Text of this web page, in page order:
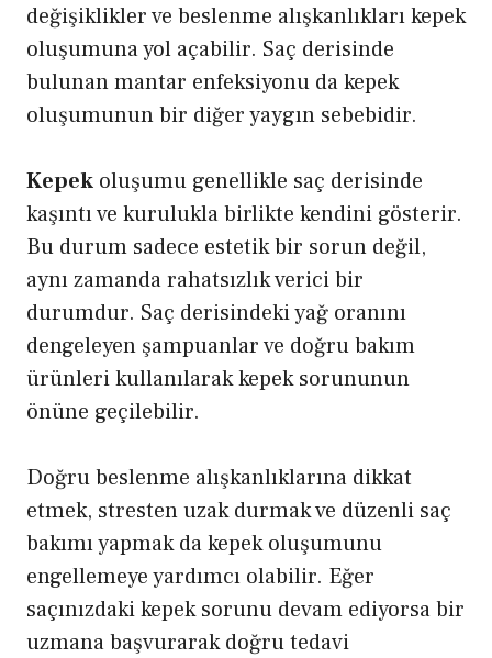
değişiklikler ve beslenme alışkanlıkları kepek
oluşumuna yol açabilir. Saç derisinde
bulunan mantar enfeksiyonu da kepek
oluşumunun bir diğer yaygın sebebidir.
Kepek oluşumu genellikle saç derisinde
kaşıntı ve kurulukla birlikte kendini gösterir.
Bu durum sadece estetik bir sorun değil,
aynı zamanda rahatsızlık verici bir
durumdur. Saç derisindeki yağ oranını
dengeleyen şampuanlar ve doğru bakım
ürünleri kullanılarak kepek sorununun
önüne geçilebilir.
Doğru beslenme alışkanlıklarına dikkat
etmek, stresten uzak durmak ve düzenli saç
bakımı yapmak da kepek oluşumunu
engellemeye yardımcı olabilir. Eğer
saçınızdaki kepek sorunu devam ediyorsa bir
uzmana başvurarak doğru tedavi